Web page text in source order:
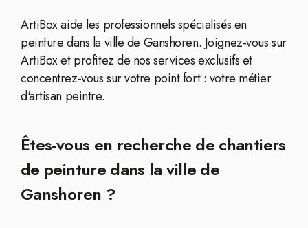
ArtiBox aide les professionnels spécialisés en
peinture dans la ville de Ganshoren. Joignez-vous sur
ArtiBox et profitez de nos services exclusifs et
concentrez-vous sur votre point fort : votre métier
d'artisan peintre.
Êtes-vous en recherche de chantiers
de peinture dans la ville de
Ganshoren ?